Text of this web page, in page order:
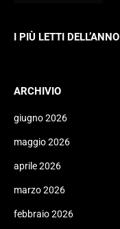
I PIÙ LETTI DELL’ANNO
ARCHIVIO
giugno 2026
maggio 2026
aprile 2026
marzo 2026
febbraio 2026